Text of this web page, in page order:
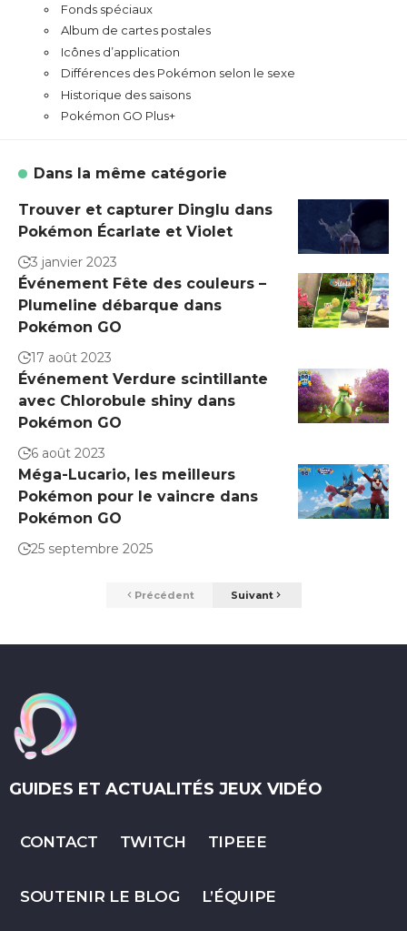
Fonds spéciaux
Album de cartes postales
Icônes d’application
Différences des Pokémon selon le sexe
Historique des saisons
Pokémon GO Plus+
Dans la même catégorie
Trouver et capturer Dinglu dans
Pokémon Écarlate et Violet
3 janvier 2023
Événement Fête des couleurs –
Plumeline débarque dans
Pokémon GO
17 août 2023
Événement Verdure scintillante
avec Chlorobule shiny dans
Pokémon GO
6 août 2023
Méga-Lucario, les meilleurs
Pokémon pour le vaincre dans
Pokémon GO
25 septembre 2025
Précédent Suivant
GUIDES ET ACTUALITÉS JEUX VIDÉO
CONTACT TWITCH TIPEEE
SOUTENIR LE BLOG L’ÉQUIPE